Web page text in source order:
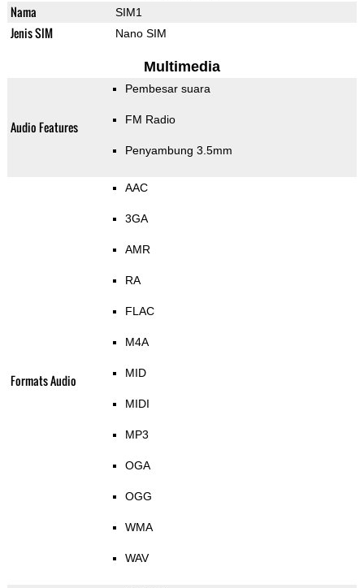
Nama SIM1
Jenis SIM Nano SIM
Multimedia
Audio Features
Pembesar suara
FM Radio
Penyambung 3.5mm
Formats Audio
AAC
3GA
AMR
RA
FLAC
M4A
MID
MIDI
MP3
OGA
OGG
WMA
WAV